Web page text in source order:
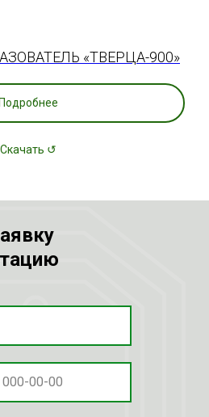
«ТВЕРЦА-900»
Подробнее
Скачать ↺